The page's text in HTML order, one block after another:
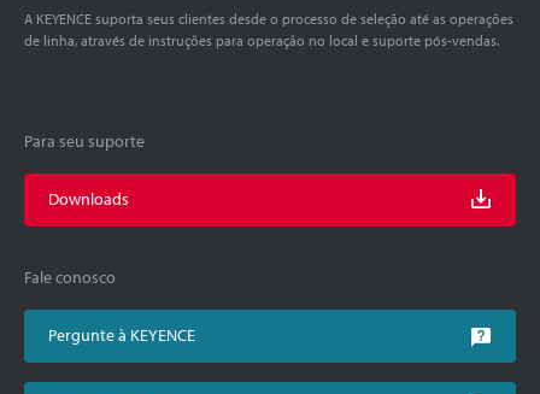
A KEYENCE suporta seus clientes desde o processo de seleção até as operações
de linha, através de instruções para operação no local e suporte pós-vendas.
Para seu suporte
Downloads
Fale conosco
Pergunte à KEYENCE